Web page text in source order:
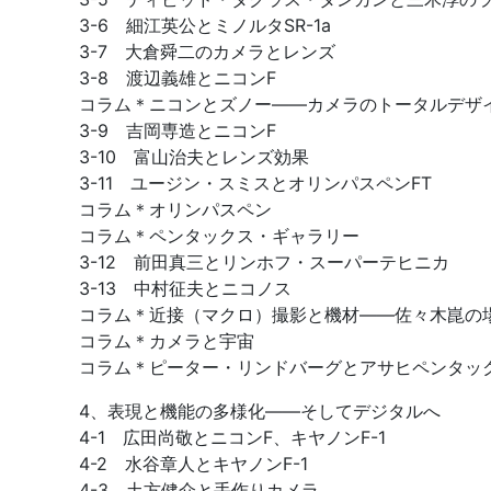
3-6 細江英公とミノルタSR-1a
3-7 大倉舜二のカメラとレンズ
3-8 渡辺義雄とニコンF
コラム＊ニコンとズノー――カメラのトータルデザ
3-9 吉岡専造とニコンF
3-10 富山治夫とレンズ効果
3-11 ユージン・スミスとオリンパスペンFT
コラム＊オリンパスペン
コラム＊ペンタックス・ギャラリー
3-12 前田真三とリンホフ・スーパーテヒニカ
3-13 中村征夫とニコノス
コラム＊近接（マクロ）撮影と機材――佐々木崑の
コラム＊カメラと宇宙
コラム＊ピーター・リンドバーグとアサヒペンタッ
4、表現と機能の多様化――そしてデジタルへ
4-1 広田尚敬とニコンF、キヤノンF-1
4-2 水谷章人とキヤノンF-1